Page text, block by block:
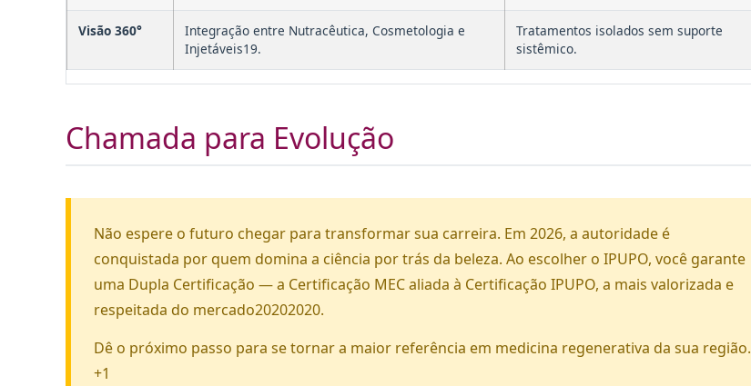
Visão 360°
Integração entre Nutracêutica, Cosmetologia e
Injetáveis19.
Tratamentos isolados sem suporte
sistêmico.
Chamada para Evolução
Não espere o futuro chegar para transformar sua carreira. Em 2026, a autoridade é
conquistada por quem domina a ciência por trás da beleza. Ao escolher o IPUPO, você garante
uma Dupla Certificação — a Certificação MEC aliada à Certificação IPUPO, a mais valorizada e
respeitada do mercado20202020.
Dê o próximo passo para se tornar a maior referência em medicina regenerativa da sua região.
+1